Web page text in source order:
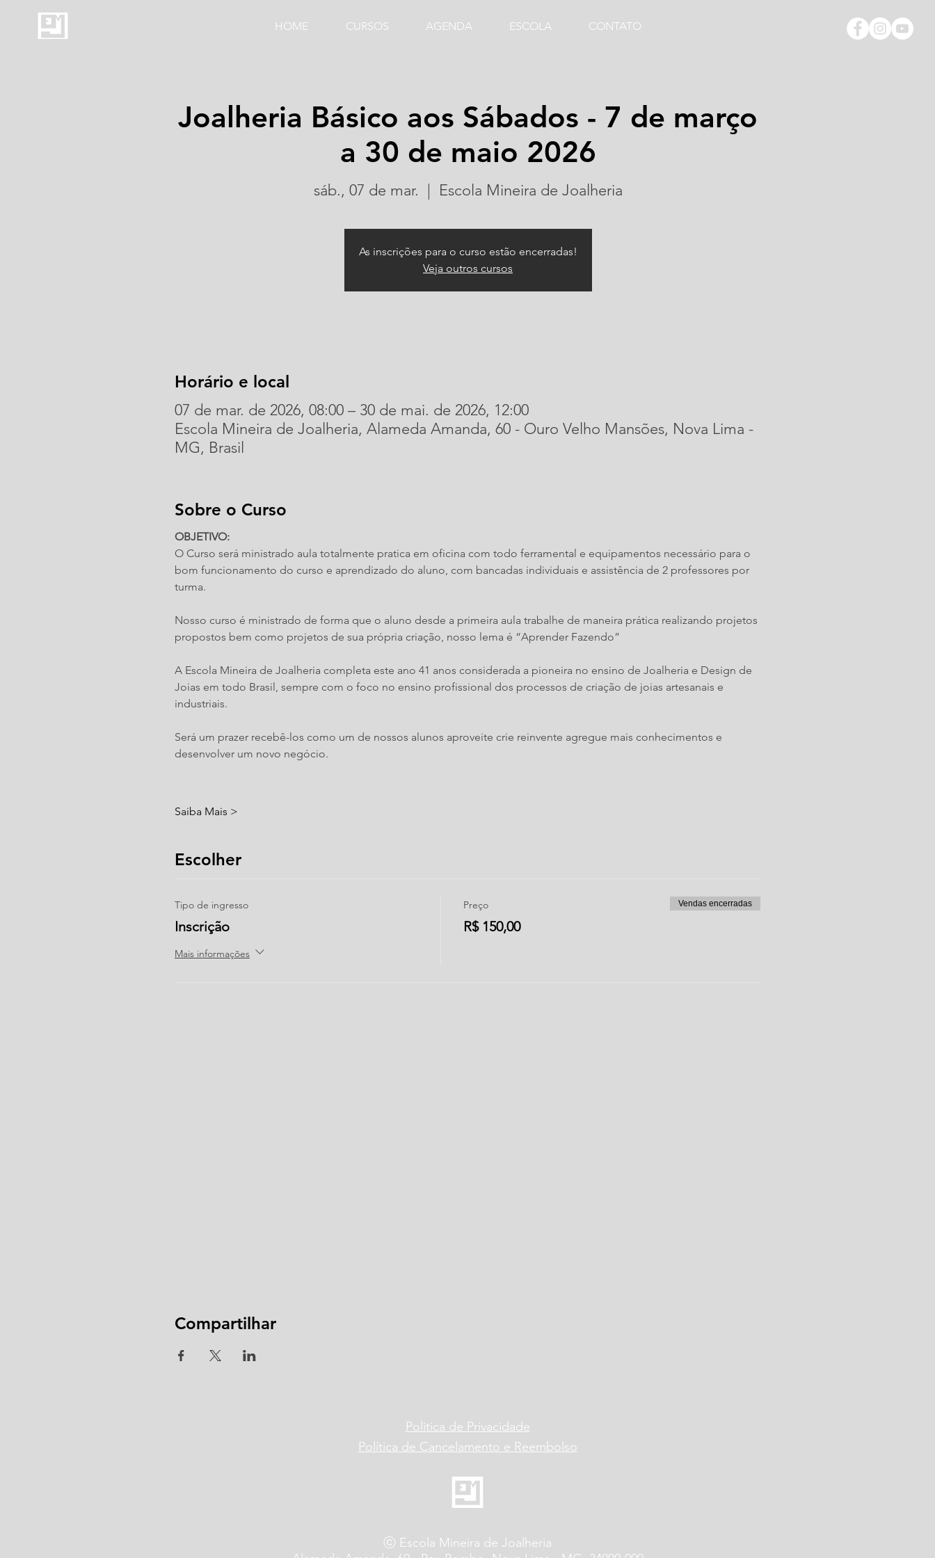
HOME CURSOS AGENDA ESCOLA CONTATO
Joalheria Básico aos Sábados - 7 de março
a 30 de maio 2026
sáb., 07 de mar.
  |
Escola Mineira de Joalheria
As inscrições para o curso estão encerradas!
Veja outros cursos
Horário e local
07 de mar. de 2026, 08:00 – 30 de mai. de 2026, 12:00
Escola Mineira de Joalheria, Alameda Amanda, 60 - Ouro Velho Mansões, Nova Lima -
MG, Brasil
Sobre o Curso
OBJETIVO:​
O Curso será ministrado aula totalmente pratica em oficina com todo ferramental e equipamentos necessário para o
bom funcionamento do curso e aprendizado do aluno, com bancadas individuais e assistência de 2 professores por
turma.
Nosso curso é ministrado de forma que o aluno desde a primeira aula trabalhe de maneira prática realizando projetos
propostos bem como projetos de sua própria criação, nosso lema é “Aprender Fazendo”
A Escola Mineira de Joalheria completa este ano 41 anos considerada a pioneira no ensino de Joalheria e Design de
Joias em todo Brasil, sempre com o foco no ensino profissional dos processos de criação de joias artesanais e
industriais.
Será um prazer recebê-los como um de nossos alunos aproveite crie reinvente agregue mais conhecimentos e
desenvolver um novo negócio.
Saiba Mais >
Escolher
Tipo de ingresso
Inscrição
Mais informações
Preço
R$ 150,00
Vendas encerradas
Compartilhar
Politica de Privacidade
Política de Cancelamento e Reembolso
ⓒ Escola Mineira de Joalheria